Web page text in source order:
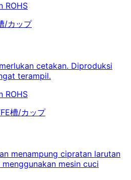
ROHS
/カップ
cetakan. Diproduksi
terampil.
ROHS
槽/カップ
menampung cipratan larutan
mesin cuci